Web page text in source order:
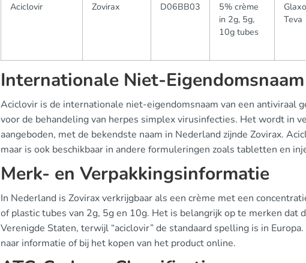
Aciclovir Zovirax D06BB03
5% crème
in 2g, 5g,
10g tubes
Teva
Internationale Niet-
Aciclovir is de internationale niet-eigendomsnaam van een antiviraal
voor de behandeling van herpes simplex virusinfecties. Het wordt in
aangeboden, met de bekendste naam in Nederland zijnde Zovirax.
maar is ook beschikbaar in andere formuleringen zoals tabletten en
Merk- en Verpakkingsinformatie
In Nederland is Zovirax verkrijgbaar als een crème met een
of plastic tubes van 2g, 5g en 10g. Het is belangrijk op te merken dat
Verenigde Staten, terwijl “aciclovir” de standaard spelling is in
naar informatie of bij het kopen van het product online.